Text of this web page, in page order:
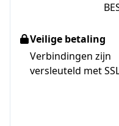
Veilige betaling
Verbindingen zijn
versleuteld met